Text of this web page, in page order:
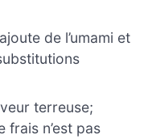
de l’umami et
terreuse;
frais n’est pas